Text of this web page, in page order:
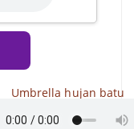
Umbrella hujan batu